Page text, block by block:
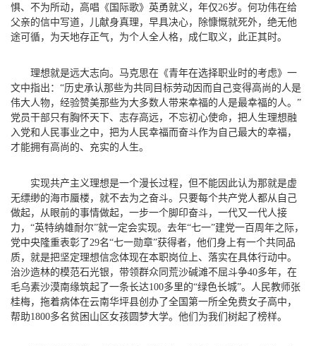
惧、不为所动，高唱《国际歌》英勇就义，年仅26岁。何功伟在给
父亲的信中写道，儿献身真理，早具决心，除慷慨就死外，绝无他
途可循，为天地存正气，为个人全人格，成仁取义，此正其时。
理想就是远大志向。马克思在《青年在选择职业时的考虑》一
文中指出：“历史承认那些为共同目标劳动因而自己变得高尚的人是
伟大人物，经验赞美那些为大多数人带来幸福的人是最幸福的人。”
党员干部只有胸怀天下、志存高远，不忘初心使命，把人生理想融
入党和人民事业之中，把为人民幸福而奋斗作为自己最大的幸福，
才能拥有高尚的、充实的人生。
实现共产主义理想是一个漫长过程，但不能因此认为那就是虚
无缥缈的海市蜃楼，就不去为之奋斗。只要每个共产党人都从自己
做起，从眼前的事情做起，一步一个脚印奋斗，一代又一代人接
力，“英特纳雄耐尔”就一定会实现。去年“七一”建党一百周年之际，
党中央隆重表彰了29名“七一勋章”获得者，他们身上有一个共同品
质，就是把坚定理想信念体现在本职岗位上、落实在具体行动中。
治沙造林的模范石光银，带领群众同荒沙碱滩不屈斗争40多年，在
毛乌素沙漠南缘筑起了一条长达100多里的“绿色长城”。人民教师张
桂梅，拖着病体在云南华坪县创办了全国第一所全免费女子高中，
帮助1800多名贫困山区女孩圆梦大学。他们为我们树起了榜样。